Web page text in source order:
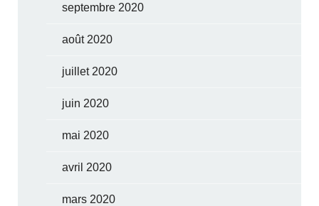
septembre 2020
août 2020
juillet 2020
juin 2020
mai 2020
avril 2020
mars 2020